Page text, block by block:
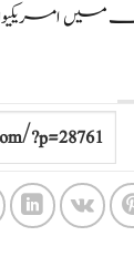
کی